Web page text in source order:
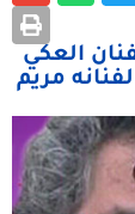
العكي
مريم